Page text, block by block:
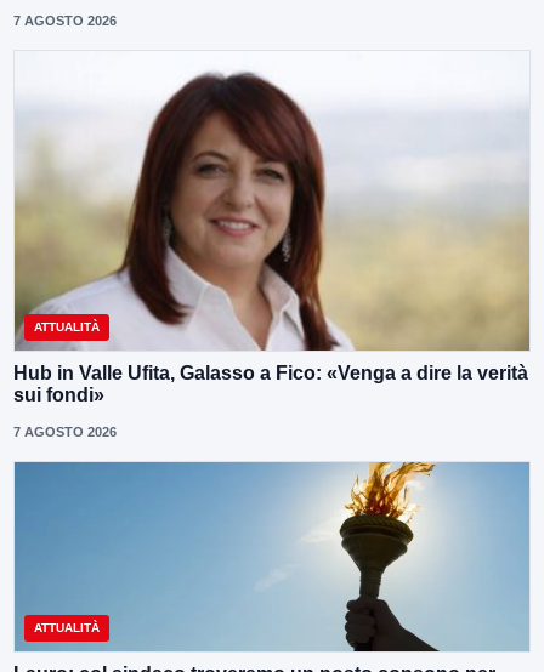
7 AGOSTO 2026
ATTUALITÀ
Hub in Valle Ufita, Galasso a Fico: «Venga a dire la verità
sui fondi»
7 AGOSTO 2026
ATTUALITÀ